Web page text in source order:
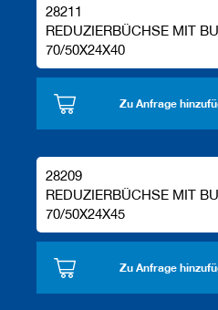
28211
REDUZIERBÜCHSE MIT
70/50X24X40
Zu Anfrage
28209
REDUZIERBÜCHSE MIT
70/50X24X45
Zu Anfrage